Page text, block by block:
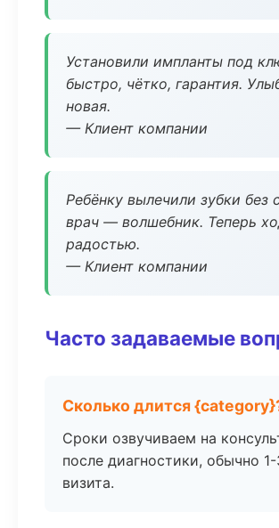
Установили импланты под
быстро, чётко, гарантия.
новая.
— Клиент компании
Ребёнку вылечили зубки без
врач — волшебник. Теперь
радостью.
— Клиент компании
Часто задаваемые
Сколько длится
Сроки озвучиваем на
после диагностики, обычно 1-
визита.